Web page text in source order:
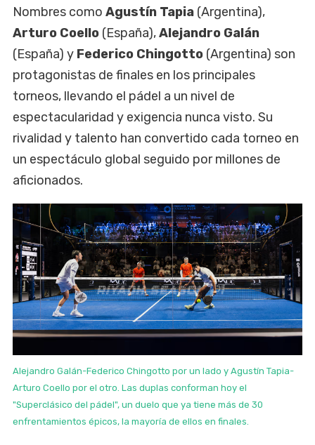
Nombres como Agustín Tapia (Argentina),
Arturo Coello (España),Alejandro Galán
(España) y Federico Chingotto (Argentina) son
protagonistas de finales en los principales
torneos, llevando el pádel a un nivel de
espectacularidad y exigencia nunca visto. Su
rivalidad y talento han convertido cada torneo en
un espectáculo global seguido por millones de
aficionados.
Alejandro Galán-Federico Chingotto por un lado y Agustín Tapia-
Arturo Coello por el otro. Las duplas conforman hoy el
"Superclásico del pádel", un duelo que ya tiene más de 30
enfrentamientos épicos, la mayoría de ellos en finales.